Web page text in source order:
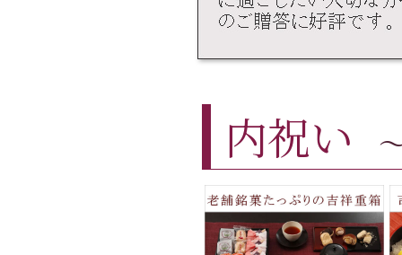
内祝い